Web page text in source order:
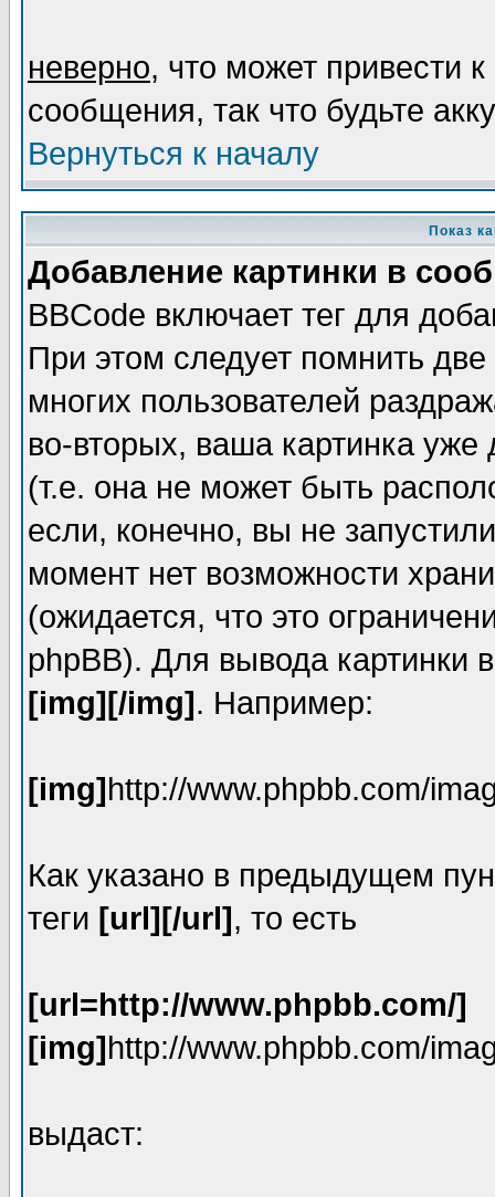
неверно, что может привести
сообщения, так что будьте
Вернуться к началу
Показ
Добавление картинки в
BBCode включает тег для
При этом следует помнить
многих пользователей
во-вторых, ваша картинка
(т.е. она не может быть
если, конечно, вы не
момент нет возможности
(ожидается, что это
phpBB). Для вывода картинки
[img][/img]. Например:
[img]http://www.phpbb.com/
Как указано в предыдущем
теги [url][/url], то есть
[url=http://www.phpbb.com/]
[img]http://www.phpbb.com/
выдаст: